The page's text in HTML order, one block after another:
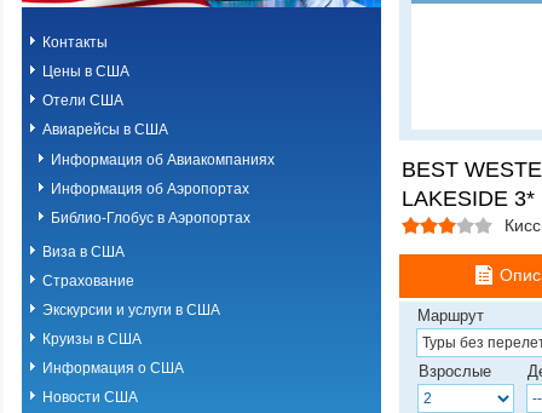
Контакты
Цены в США
Отели США
Авиарейсы в США
Информация об Авиакомпаниях
Информация об Аэропортах
Библио-Глобус в Аэропортах
Виза в США
Страхование
Экскурсии и услуги в США
Круизы в США
Информация о США
Новости США
BEST
LAKESIDE 3*
Маршрут
Взрослые